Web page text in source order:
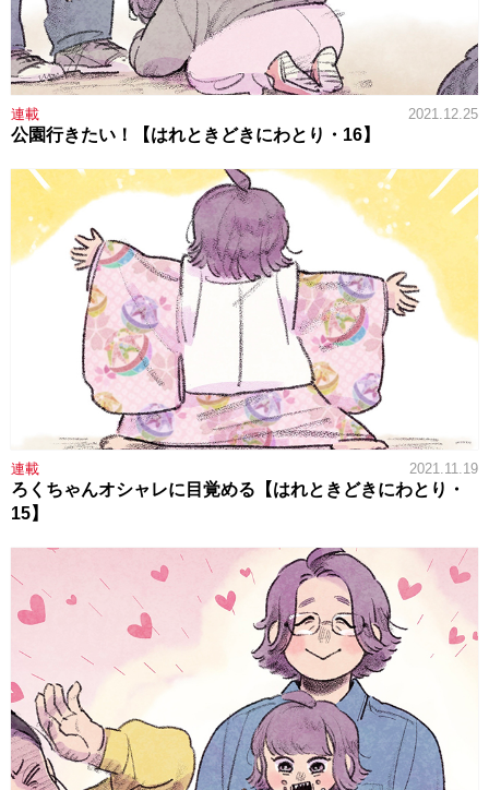
連載 2021.12.25
公園行きたい！【はれときどきにわとり・16】
連載 2021.11.19
ろくちゃんオシャレに目覚める【はれときどきにわとり・
15】